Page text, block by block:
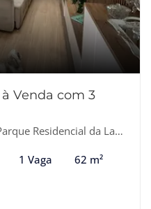
Venda com 3
da Lapa, São Paulo-SP
1 Vaga 62 m²